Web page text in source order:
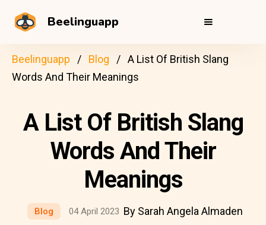
Beelinguapp
Beelinguapp Blog
A List Of British Slang
Words And Their Meanings
A List Of British Slang
Words And Their
Meanings
Blog 04 April 2023 By Sarah Angela Almaden